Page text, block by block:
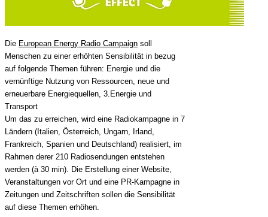
Die European Energy Radio Campaign soll
Menschen zu einer erhöhten Sensibilität in bezug
auf folgende Themen führen: Energie und die
vernünftige Nutzung von Ressourcen, neue und
erneuerbare Energiequellen, 3.Energie und
Transport
Um das zu erreichen, wird eine Radiokampagne in 7
Ländern (Italien, Österreich, Ungarn, Irland,
Frankreich, Spanien und Deutschland) realisiert, im
Rahmen derer 210 Radiosendungen entstehen
werden (à 30 min). Die Erstellung einer Website,
Veranstaltungen vor Ort und eine PR-Kampagne in
Zeitungen und Zeitschriften sollen die Sensibilität
auf diese Themen erhöhen.